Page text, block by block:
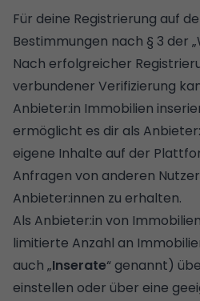
Für deine Registrierung auf
Bestimmungen nach § 3 der
Nach erfolgreicher
verbundener Verifizierung
Anbieter:in Immobilien
ermöglicht es dir als
eigene Inhalte auf der
Anfragen von anderen
Anbieter:innen zu erhalten.
Als Anbieter:in von
limitierte Anzahl an
auch „Inserate“ genannt)
einstellen oder über eine